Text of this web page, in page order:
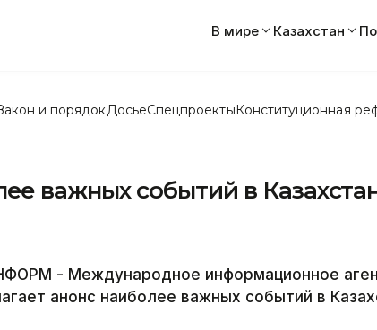
В мире Казахстан
и порядок ДосьеСпецпроектыКонституционная
важных событий в
- Международное информационное
анонс наиболее важных событий в